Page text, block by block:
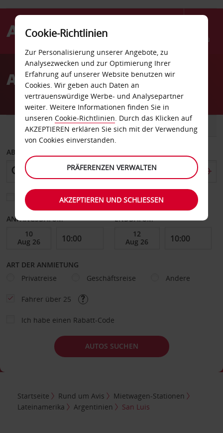
Menü
AvisAutovermietung San Luis
FAHRZEUG TRANSPORTER
ABHOLEN VON
Eine andere Rückgabestation auswählen
ANFANGSDATUM ENDDATUM
ART DER ANMIETUNG
Privatreise
Geschäftsreise Andere
Fahrer über 25
Ich habe einen Rabatt-Code
AUTOS SUCHEN
Startseite Rund um Avis
Mietwagen-Stationen
Lateinamerika
Argentinien San Luis
Cookie-Richtlinien
Zur Personalisierung unserer Angebote, zu
Analysezwecken und zur Optimierung Ihrer
Erfahrung auf unserer Website benutzen wir
Cookies. Wir geben auch Daten an
vertrauenswürdige Werbe- und Analysepartner
weiter. Weitere Informationen finden Sie in
unseren Cookie-Richtlinien. Durch das Klicken auf
AKZEPTIEREN erklären Sie sich mit der Verwendung
von Cookies einverstanden.
PRÄFERENZEN VERWALTEN
AKZEPTIEREN UND SCHLIESSEN